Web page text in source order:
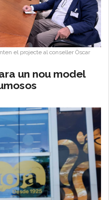
el projecte al conseller Òscar
un nou model